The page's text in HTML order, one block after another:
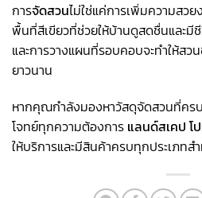
การจัดสวนไม่ใช่แค่การเพิ่มความสว
พื้นที่สีเขียวที่ช่วยให้บ้านดูสดชื่นและมี
และการวางแผนที่รอบคอบจะทำให้ส
ยาวนาน
หากคุณกำลังมองหาวัสดุจัดสวนที่ค
โจทย์ทุกความต้องการ แลนด์สเคป โ
ให้บริการและมีสินค้าครบทุกประเภทส